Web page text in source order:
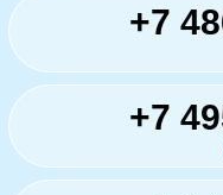
+7
+7